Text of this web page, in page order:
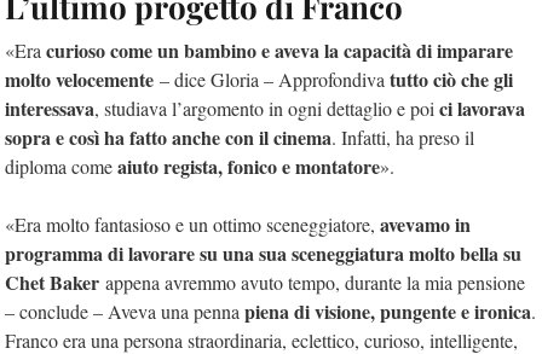
«Era curioso come un bambino e aveva la capacità di imparare
molto velocemente – dice Gloria – Approfondiva tutto ciò che gli
interessava, studiava l’argomento in ogni dettaglio e poi ci lavorava
sopra e così ha fatto anche con il cinema. Infatti, ha preso il
diploma comeaiuto regista, fonico e montatore».
«Era molto fantasioso e un ottimo sceneggiatore, avevamo in
programma di lavorare su una sua sceneggiatura molto bella su
Chet Baker appena avremmo avuto tempo, durante la mia pensione
– conclude – Aveva una penna piena di visione, pungente e ironica.
Franco era una persona straordinaria, eclettico, curioso, intelligente,